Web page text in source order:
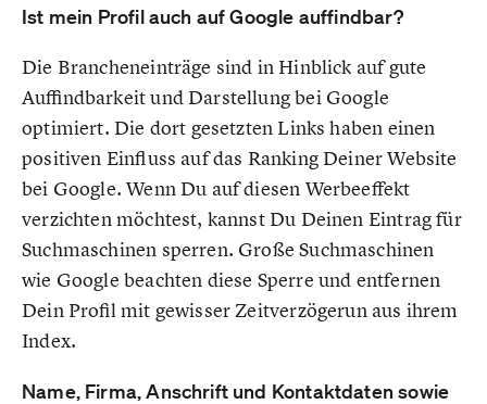
Ist mein Profil auch auf Google auffindbar?
Die Brancheneinträge sind in Hinblick auf gute
Auffindbarkeit und Darstellung bei Google
optimiert. Die dort gesetzten Links haben einen
positiven Einfluss auf das Ranking Deiner Website
bei Google. Wenn Du auf diesen Werbeeffekt
verzichten möchtest, kannst Du Deinen Eintrag für
Suchmaschinen sperren. Große Suchmaschinen
wie Google beachten diese Sperre und entfernen
Dein Profil mit gewisser Zeitverzögerun aus ihrem
Index.
Name, Firma, Anschrift und Kontaktdaten sowie